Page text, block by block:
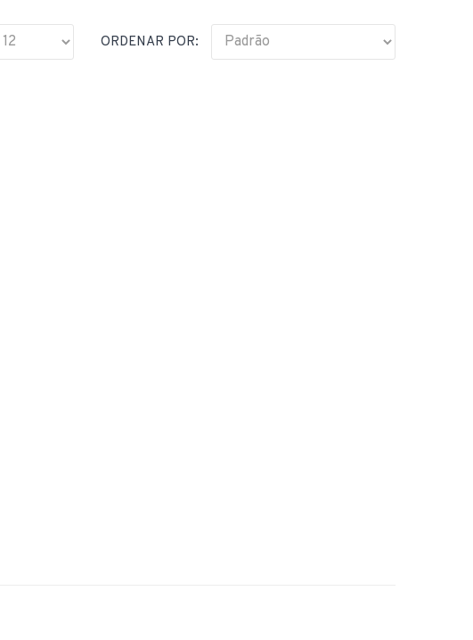
ORDENAR POR: